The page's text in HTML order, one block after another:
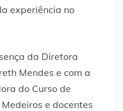
experiência no
da Diretora
Mendes e com a
do Curso de
e docentes